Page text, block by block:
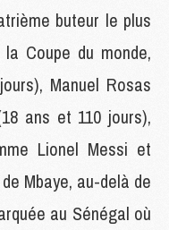
buteur le plus
Coupe du monde,
Manuel Rosas
ans et 110 jours),
Lionel Messi et
Mbaye, au-delà de
au Sénégal où